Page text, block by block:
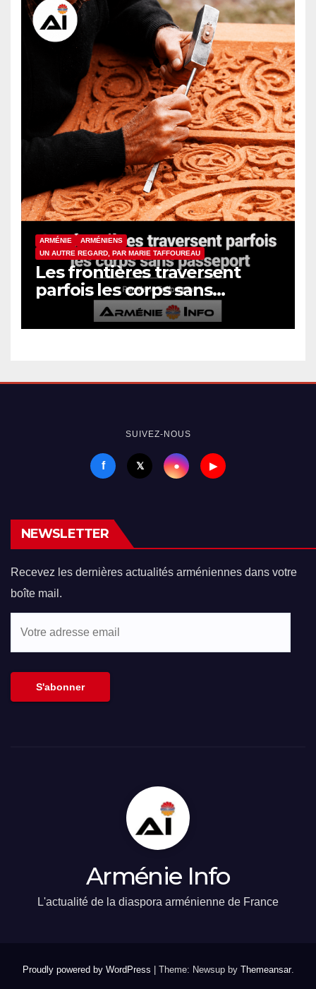
ARMÉNIE
ARMÉNIENS
UN AUTRE REGARD, PAR MARIE TAFFOUREAU
Les frontières traversent
parfois les corps sans
passeport
SUIVEZ-NOUS
f 𝕏 ● ▶
NEWSLETTER
Recevez les dernières actualités arméniennes dans votre
boîte mail.
S'abonner
Arménie Info
L'actualité de la diaspora arménienne de France
Proudly powered by WordPress Theme: Newsup by Themeansar.